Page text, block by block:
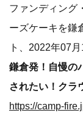
ファンディング
ーズケーキを鎌
ト、2022年07
鎌倉発！自慢の
されたい！クラ